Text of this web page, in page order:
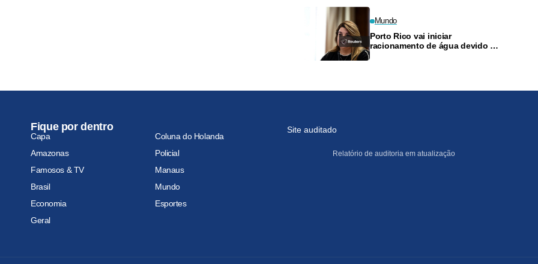
Mundo
Porto Rico vai iniciar
racionamento de água devido à
Fique por dentro
Capa
Coluna do Holanda
Amazonas
Policial
Famosos & TV
Manaus
Brasil
Mundo
Economia
Esportes
Geral
Site auditado
Relatório de auditoria em atualização